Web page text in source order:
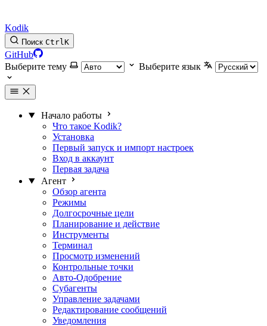
Kodik
Поиск CtrlK
GitHub
Выберите тему
Выберите язык
Начало работы
Что такое Kodik?
Установка
Первый запуск и импорт настроек
Вход в аккаунт
Первая задача
Агент
Обзор агента
Режимы
Долгосрочные цели
Планирование и действие
Инструменты
Терминал
Просмотр изменений
Контрольные точки
Авто-Одобрение
Субагенты
Управление задачами
Редактирование сообщений
Уведомления